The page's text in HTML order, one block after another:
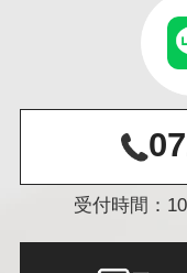
受付時間：